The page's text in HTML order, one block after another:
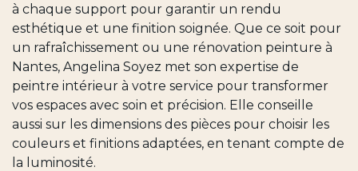
à chaque support pour garantir un rendu
esthétique et une finition soignée. Que ce soit pour
un rafraîchissement ou une rénovation peinture à
Nantes, Angelina Soyez met son expertise de
peintre intérieur à votre service pour transformer
vos espaces avec soin et précision. Elle conseille
aussi sur les dimensions des pièces pour choisir les
couleurs et finitions adaptées, en tenant compte de
la luminosité.